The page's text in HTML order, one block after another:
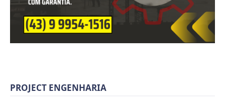
PROJECT ENGENHARIA